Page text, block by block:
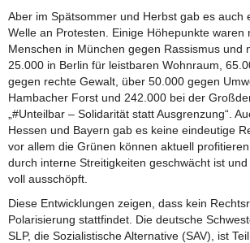
Aber im Spätsommer und Herbst gab es auch
Welle an Protesten. Einige Höhepunkte waren
Menschen in München gegen Rassismus und
25.000 in Berlin für leistbaren Wohnraum,
gegen rechte Gewalt, über 50.000 gegen
Hambacher Forst und 242.000 bei der
„#Unteilbar – Solidarität statt Ausgrenzung“.
Hessen und Bayern gab es keine eindeutige
vor allem die Grünen können aktuell
durch interne Streitigkeiten geschwächt ist
voll ausschöpft.
Diese Entwicklungen zeigen, dass kein
Polarisierung stattfindet. Die deutsche
SLP, die Sozialistische Alternative (SAV), ist